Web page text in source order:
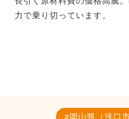
力で乗り切っています。
岡山県（浅口市